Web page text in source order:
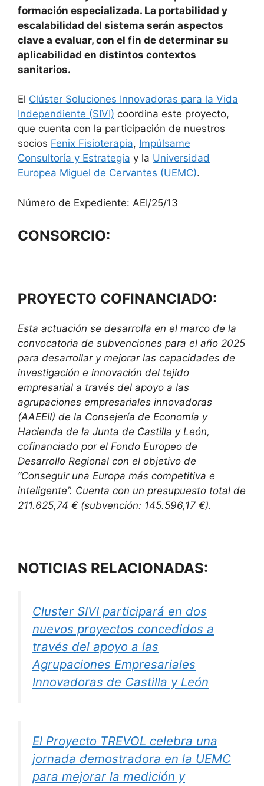
formación especializada. La portabilidad y
escalabilidad del sistema serán aspectos
clave a evaluar, con el fin de determinar su
aplicabilidad en distintos contextos
sanitarios.
El Clúster Soluciones Innovadoras para la Vida
Independiente (SIVI) coordina este proyecto,
que cuenta con la participación de nuestros
socios Fenix Fisioterapia, Impúlsame
Consultoría y Estrategia y la Universidad
Europea Miguel de Cervantes (UEMC).
Número de Expediente: AEI/25/13
CONSORCIO:
PROYECTO COFINANCIADO:
Esta actuación se desarrolla en el marco de la
convocatoria de subvenciones para el año 2025
para desarrollar y mejorar las capacidades de
investigación e innovación del tejido
empresarial a través del apoyo a las
agrupaciones empresariales innovadoras
(AAEEII) de la Consejería de Economía y
Hacienda de la Junta de Castilla y León,
cofinanciado por el Fondo Europeo de
Desarrollo Regional con el objetivo de
“Conseguir una Europa más competitiva e
inteligente”. Cuenta con un presupuesto total de
211.625,74 € (subvención: 145.596,17 €).
NOTICIAS RELACIONADAS:
Cluster SIVI participará en dos
nuevos proyectos concedidos a
través del apoyo a las
Agrupaciones Empresariales
Innovadoras de Castilla y León
El Proyecto TREVOL celebra una
jornada demostradora en la UEMC
para mejorar la medición y